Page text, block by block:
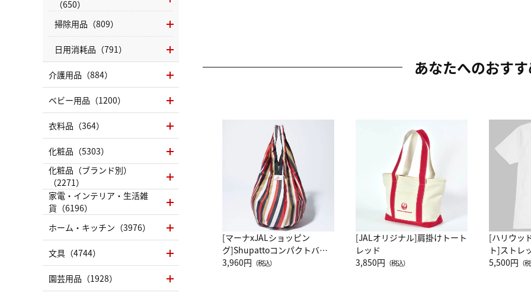
あなたへのおす
[マーナxJALショッピン
グ]Shupattoコンパクトバッ
グ Drop JAL客室乗務員
3,960円 （税込）
[JALオリジナル]肩掛けトート
レッド
3,850円 （税込）
[ハリウッ
ト]ストレ
ーネック
5,500円 （
（650）
掃除用品（809）
日用消耗品（791）
介護用品（884）
ベビー用品（1200）
衣料品（364）
化粧品（5303）
化粧品（ブランド別）
（2271）
家電・インテリア・生活雑
貨（6196）
ホーム・キッチン（3976）
文具（4744）
園芸用品（1928）